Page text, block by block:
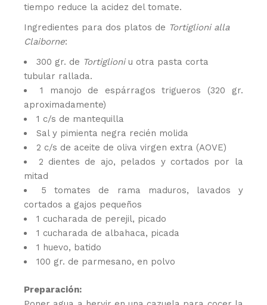
tiempo reduce la acidez del tomate.
Ingredientes para dos platos de Tortiglioni alla
Claiborne:
300 gr. de Tortiglioniu otra pasta corta
tubular rallada.
1 manojo de espárragos trigueros (320 gr.
aproximadamente)
1 c/s de mantequilla
Sal y pimienta negra recién molida
2 c/s de aceite de oliva virgen extra (AOVE)
2 dientes de ajo, pelados y cortados por la
mitad
5 tomates de rama maduros, lavados y
cortados a gajos pequeños
1 cucharada de perejil, picado
1 cucharada de albahaca, picada
1 huevo, batido
100 gr. de parmesano, en polvo
Preparación: